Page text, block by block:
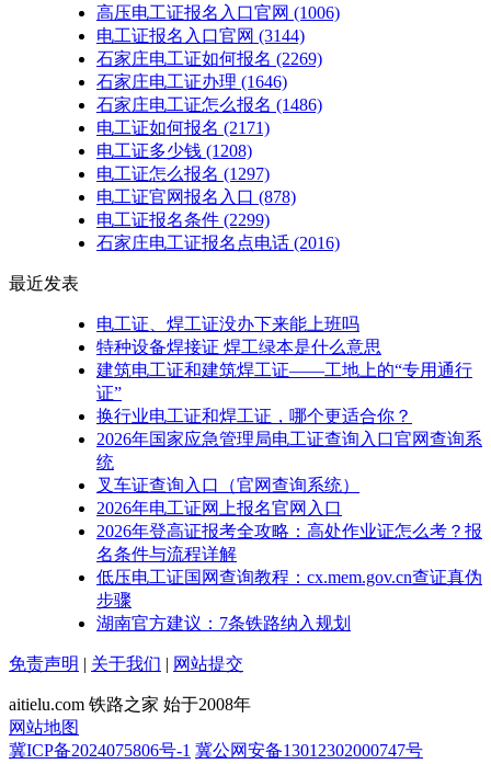
高压电工证报名入口官网 (1006)
电工证报名入口官网 (3144)
石家庄电工证如何报名 (2269)
石家庄电工证办理 (1646)
石家庄电工证怎么报名 (1486)
电工证如何报名 (2171)
电工证多少钱 (1208)
电工证怎么报名 (1297)
电工证官网报名入口 (878)
电工证报名条件 (2299)
石家庄电工证报名点电话 (2016)
最近发表
电工证、焊工证没办下来能上班吗
特种设备焊接证 焊工绿本是什么意思
建筑电工证和建筑焊工证——工地上的“专用通行
证”
换行业电工证和焊工证，哪个更适合你？
2026年国家应急管理局电工证查询入口官网查询系
统
叉车证查询入口（官网查询系统）
2026年电工证网上报名官网入口
2026年登高证报考全攻略：高处作业证怎么考？报
名条件与流程详解
低压电工证国网查询教程：cx.mem.gov.cn查证真伪
步骤
湖南官方建议：7条铁路纳入规划
免责声明 | 关于我们 | 网站提交
aitielu.com 铁路之家 始于2008年
网站地图
冀ICP备2024075806号-1 冀公网安备13012302000747号